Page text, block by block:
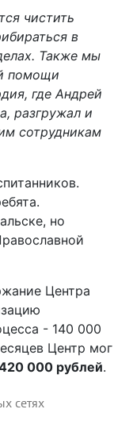
чистить
в
Также мы
помощи
где Андрей
разгружал и
сотрудникам
но
Центра
- 140 000
Центр мог
000 рублей.
сетях